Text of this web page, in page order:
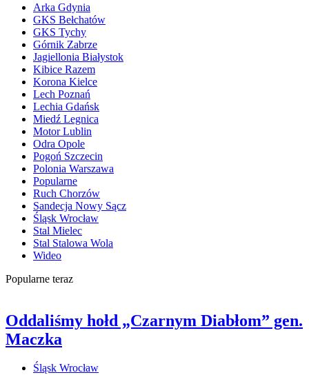
Arka Gdynia
GKS Bełchatów
GKS Tychy
Górnik Zabrze
Jagiellonia Białystok
Kibice Razem
Korona Kielce
Lech Poznań
Lechia Gdańsk
Miedź Legnica
Motor Lublin
Odra Opole
Pogoń Szczecin
Polonia Warszawa
Popularne
Ruch Chorzów
Sandecja Nowy Sącz
Śląsk Wrocław
Stal Mielec
Stal Stalowa Wola
Wideo
Popularne teraz
Oddaliśmy hołd „Czarnym Diabłom” gen.
Maczka
Śląsk Wrocław